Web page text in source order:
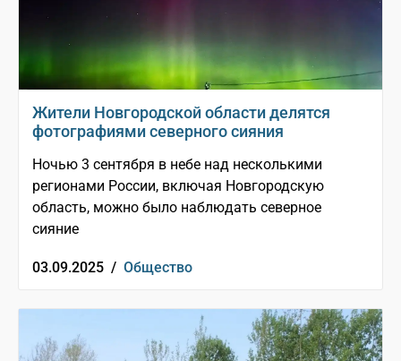
Жители Новгородской области делятся
фотографиями северного сияния
Ночью 3 сентября в небе над несколькими
регионами России, включая Новгородскую
область, можно было наблюдать северное
сияние
03.09.2025 / Общество